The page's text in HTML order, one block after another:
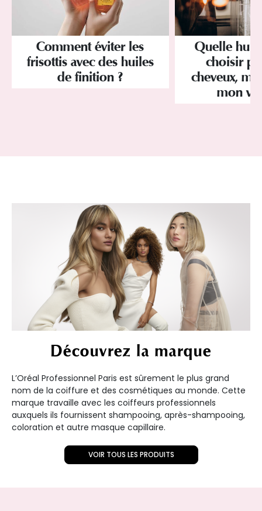
Comment éviter les
frisottis avec des huiles
de finition ?
Quelle
choisir
cheveux,
mon
Découvrez la marque
L’Oréal Professionnel Paris est sûrement le plus grand
nom de la coiffure et des cosmétiques au monde. Cette
marque travaille avec les coiffeurs professionnels
auxquels ils fournissent shampooing, après-shampooing,
coloration et autre masque capillaire.
VOIR TOUS LES PRODUITS